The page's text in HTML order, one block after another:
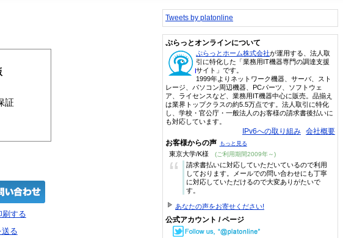
証
する
る
Tweets by platonline
ぷらっとオンラインについて
ぷらっとホーム株式会社が運用する、法人取
引に特化した「業務用IT機器専門の調達支援
サイト」です。
1999年よりネットワーク機器、サーバ、スト
レージ、パソコン周辺機器、PCパーツ、ソフトウェ
ア、ライセンスなど、業務用IT機器中心に販売。品揃え
は業界トップクラスの約5.5万点です。法人取引に特化
し、学校・官公庁・一般法人のお客様の請求書後払いに
も対応しています。
IPv6への取り組み 会社概要
お客様からの声 もっと見る
東京大学/K様 (ご利用期間2009年～)
“
請求書払いに対応していただいているので利用
しております。メールでの問い合わせにも丁寧
に対応していただけるので大変ありがたいで
す。
あなたの声をお寄せください!
公式アカウント / ページ